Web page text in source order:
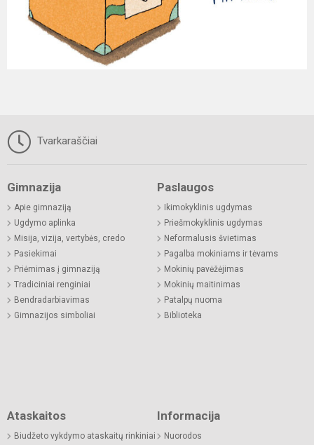
Tvarkaraščiai
Gimnazija
Apie gimnaziją
Ugdymo aplinka
Misija, vizija, vertybės, credo
Pasiekimai
Priėmimas į gimnaziją
Tradiciniai renginiai
Bendradarbiavimas
Gimnazijos simboliai
Paslaugos
Ikimokyklinis ugdymas
Priešmokyklinis ugdymas
Neformalusis švietimas
Pagalba mokiniams ir tėvams
Mokinių pavėžėjimas
Mokinių maitinimas
Patalpų nuoma
Biblioteka
Ataskaitos
Biudžeto vykdymo ataskaitų rinkiniai
Informacija
Nuorodos